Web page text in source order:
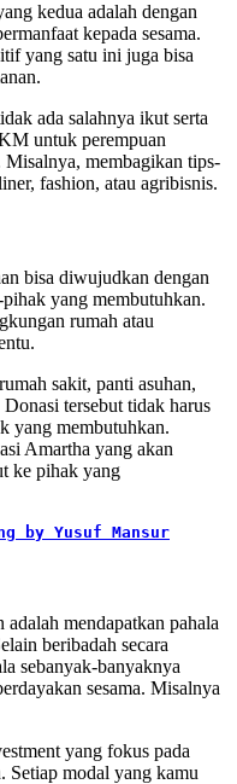
kedua adalah dengan
kepada sesama.
yang satu ini juga bisa
ada salahnya ikut serta
untuk perempuan
Misalnya, membagikan tips-
fashion, atau agribisnis.
bisa diwujudkan dengan
yang membutuhkan.
rumah atau
sakit, panti asuhan,
tersebut tidak harus
yang membutuhkan.
Amartha yang akan
ke pihak yang
by Yusuf Mansur
adalah mendapatkan pahala
beribadah secara
sebanyak-banyaknya
sesama. Misalnya
yang fokus pada
Setiap modal yang kamu